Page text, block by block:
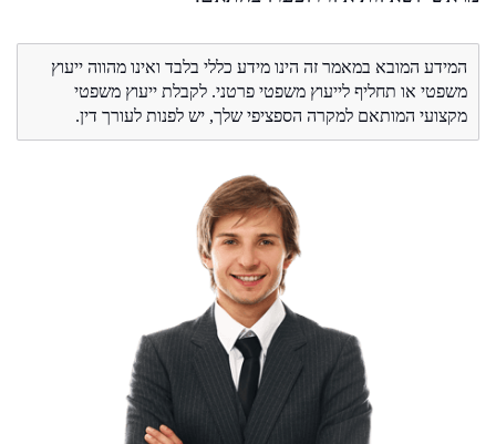
המידע המובא במאמר זה הינו מידע כללי בלבד ואינו מהווה ייעוץ
משפטי או תחליף לייעוץ משפטי פרטני. לקבלת ייעוץ משפטי
מקצועי המותאם למקרה הספציפי שלך, יש לפנות לעורך דין.